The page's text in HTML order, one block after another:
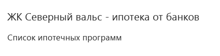
ЖК Северный вальс - ипотека от банков
Список ипотечных программ